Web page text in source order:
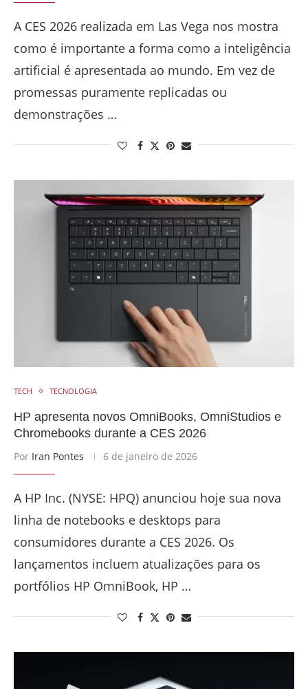
A CES 2026 realizada em Las Vega nos mostra
como é importante a forma como a inteligência
artificial é apresentada ao mundo. Em vez de
promessas puramente replicadas ou
demonstrações …
TECH TECNOLOGIA
HP apresenta novos OmniBooks, OmniStudios e
Chromebooks durante a CES 2026
Por Iran Pontes 6 de janeiro de 2026
A HP Inc. (NYSE: HPQ) anunciou hoje sua nova
linha de notebooks e desktops para
consumidores durante a CES 2026. Os
lançamentos incluem atualizações para os
portfólios HP OmniBook, HP …